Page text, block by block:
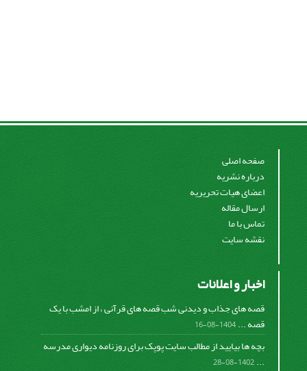
صفحه اصلی
درباره نشریه
اعضای هیات تحریریه
ارسال مقاله
تماس با ما
نقشه سایت
اخبار و اعلانات
قصه های جذاب و دیدنی شب قصه های قرآنی ، از امشب با یک
قصه ...1404-08-16
بچه ها بیایید از مطالب سایت پوپک برای روزنامه دیواری مدرسه
...
1402-08-28